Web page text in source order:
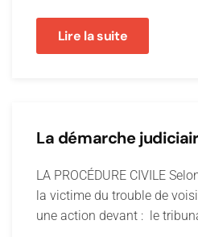
Lire la suite
La démarche
LA PROCÉDURE CIVILE
la victime du trouble de
une action devant : le